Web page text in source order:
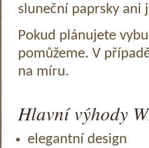
sluneční paprsky ani
Pokud plánujete
pomůžeme. V
na míru.
Hlavní výhody
elegantní design